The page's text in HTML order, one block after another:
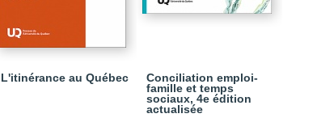
L'itinérance au Québec
Conciliation emploi-
famille et temps
sociaux, 4e édition
actualisée